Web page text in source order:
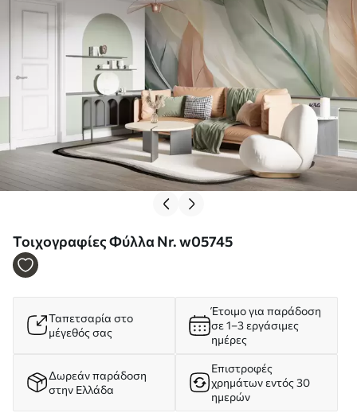
Τοιχογραφίες Φύλλα Nr. w05745
Ταπετσαρία στο
μέγεθός σας
Έτοιμο για παράδοση
σε 1–3 εργάσιμες
ημέρες
Δωρεάν παράδοση
στην Ελλάδα
Επιστροφές
χρημάτων εντός 30
ημερών